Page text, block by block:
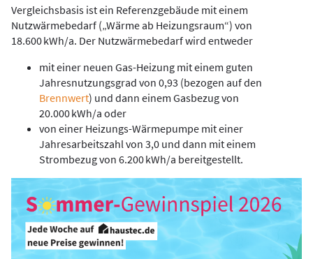
Vergleichsbasis ist ein Referenzgebäude mit einem
Nutzwärmebedarf („Wärme ab Heizungsraum“) von
18.600 kWh/a. Der Nutzwärmebedarf wird entweder
mit einer neuen Gas-Heizung mit einem guten
Jahresnutzungsgrad von 0,93 (bezogen auf den
Brennwert) und dann einem Gasbezug von
20.000 kWh/a oder
von einer Heizungs-Wärmepumpe mit einer
Jahresarbeitszahl von 3,0 und dann mit einem
Strombezug von 6.200 kWh/a bereitgestellt.